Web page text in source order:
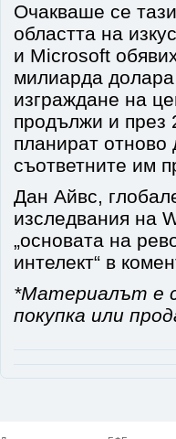
Очакваше се
областта на
и Microsoft
милиарда долара
изграждане на
продължи и през
планират отново
съответните им
Дан Айвс,
изследвания на
„основата на
интелект“ в
*Материалът е
покупка или